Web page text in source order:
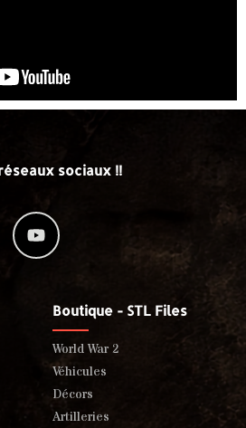
sociaux !!
Boutique - STL Files
World War 2
Véhicules
Décors
Artilleries